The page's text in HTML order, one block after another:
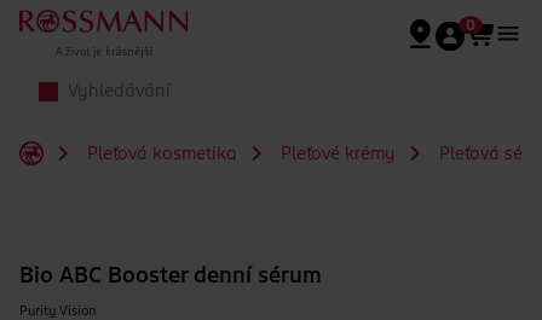
Přeskočit na hlavmní obsah
0
Pleťová kosmetika Pleťové krémy Pleťová
Bio ABC Booster denní sérum
Purity Vision